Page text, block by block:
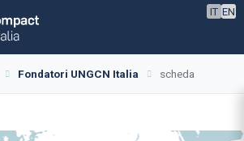
IT EN
Fondatori UNGCN Italia scheda